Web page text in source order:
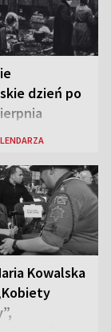
dzień po
Kowalska